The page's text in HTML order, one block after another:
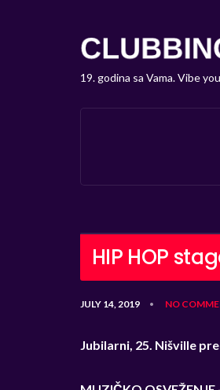
19. godina sa Vama. Vibe
HIP HOP
JULY 14, 2019 • NO
Jubilarni, 25. Nišville